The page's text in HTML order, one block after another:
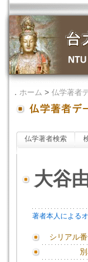
． ホーム > 仏学著者
仏学著者検索
大谷
著者本人による
シリアル番